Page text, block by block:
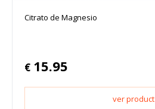
Citrato de Magnesio
€ 15.95
ver product